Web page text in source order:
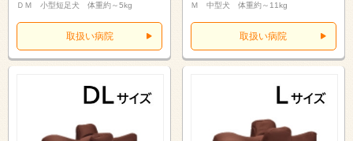
ＤＭ 小型短足犬 体重約～5kg
取扱い病院
Ｍ 中型犬 体重約～11kg
取扱い病院